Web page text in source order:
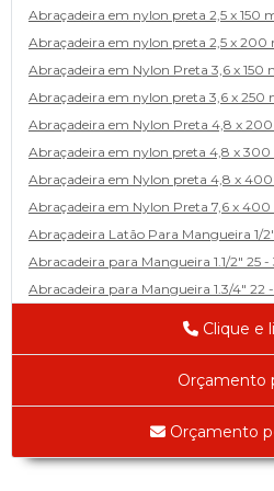
Abraçadeira em nylon preta 2,5 x 150
Abraçadeira em nylon preta 2,5 x 200
Abraçadeira em Nylon Preta 3,6 x 150
Abraçadeira em nylon preta 3,6 x 250
Abraçadeira em Nylon Preta 4,8 x
Abraçadeira em nylon preta 4,8 x 300
Abraçadeira em Nylon preta 4,8 x
Abraçadeira em Nylon Preta 7,6 x
Abraçadeira Latão Para Mangueira 1/
Abracadeira para Mangueira 1.1/2" 25
Abracadeira para Mangueira 1.3/4" 22
Abracadeira para Mangueira 1/2' 14 -
Abracadeira para Mangueira 2" 44 - 57
Abracadeira para Mangueira 3' 70 - 89
Abracadeira para Mangueira 3/8" 13 -
Clique e
Orçamento
Orçamento